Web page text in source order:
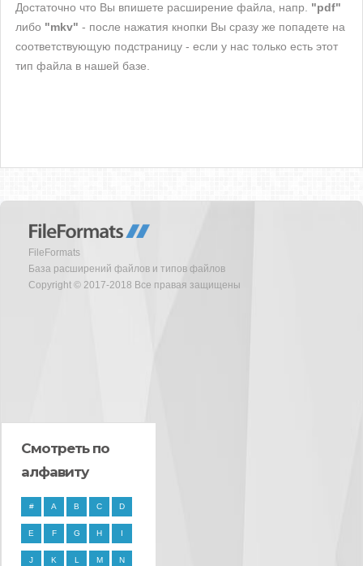
Достаточно что Вы впишете расширение файла, напр. "pdf"
либо "mkv" - после нажатия кнопки Вы сразу же попадете на
соответствующую подстраницу - если у нас только есть этот
тип файла в нашей базе.
FileFormats
База расширений файлов и типов файлов
Copyright © 2017-2018 Все правая защищены
Смотреть по
алфавиту
# A B C D
E F G H I
J K L M N